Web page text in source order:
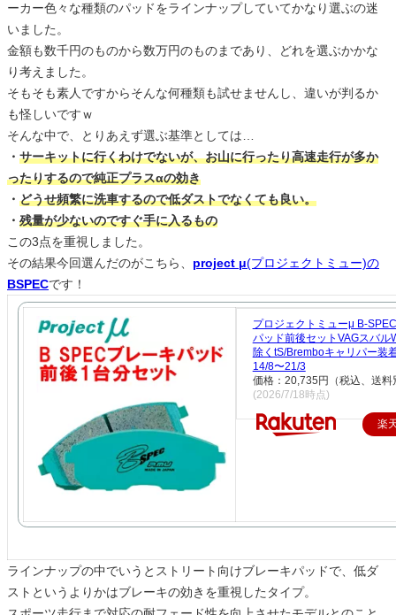
ーカー色々な種類のパッドをラインナップしていてかなり選ぶの迷
いました。
金額も数千円のものから数万円のものまであり、どれを選ぶかかな
り考えました。
そもそも素人ですからそんな何種類も試せませんし、違いが判るか
も怪しいですｗ
そんな中で、とりあえず選ぶ基準としては…
・ サーキットに行くわけでないが、お山に行ったり高速走行が多か
ったりするので純正プラスαの効き
・ どうせ頻繁に洗車するので低ダストでなくても良い。
・ 残量が少ないのですぐ手に入るもの
この3点を重視しました。
その結果今回選んだのがこちら、 project μ(プロジェクトミュー)の
BSPECです！
プロジェクトミューμ B-
パッド前後セットVAGスバル
除くtS/Bremboキャリパー装
14/8〜21/3
価格：20,735円（税込、送料
(2026/7/18時点)
楽
ラインナップの中でいうとストリート向けブレーキパッドで、低ダ
ストというよりかはブレーキの効きを重視したタイプ。